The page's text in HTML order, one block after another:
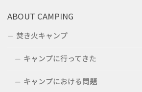
ABOUT CAMPING
焚き火キャンプ
キャンプに行ってきた
キャンプにおける問題